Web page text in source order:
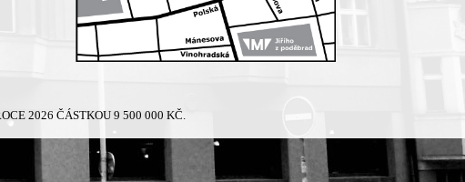
2026 ČÁSTKOU 9 500 000 KČ.